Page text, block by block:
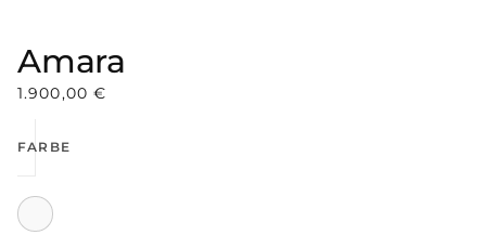
Amara
1.900,00€
FARBE